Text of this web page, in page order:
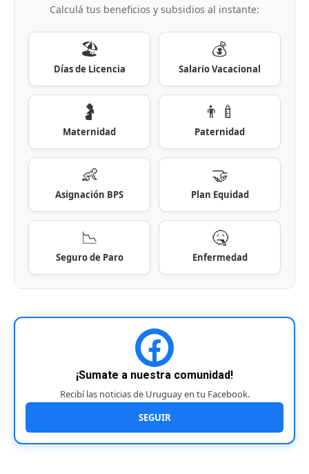
Calculá tus beneficios y subsidios al instante:
🏖️
Días de Licencia
💰
Salario Vacacional
🤰
Maternidad
👨‍🍼
Paternidad
👶
Asignación BPS
🤝
Plan Equidad
📉
Seguro de Paro
🤒
Enfermedad
¡Sumate a nuestra comunidad!
Recibí las noticias de Uruguay en tu Facebook.
SEGUIR